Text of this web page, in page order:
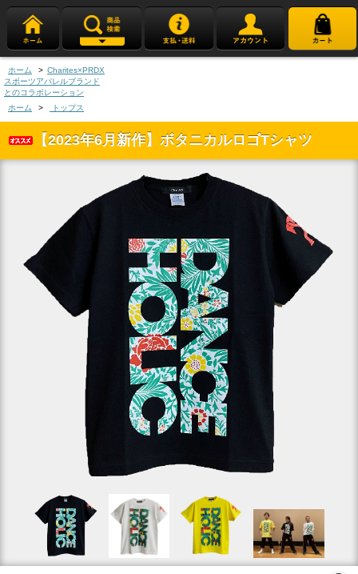
ホーム > Charites×PRDX
スポーツアパレルブランド
とのコラボレーション
ホーム
> トップス
【2023年6月新作】ボタニカルロゴTシャツ